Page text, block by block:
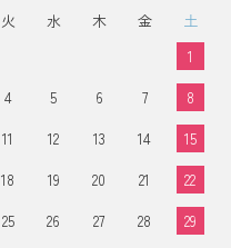
火 水 木 金
土
1
4 5 6 7
8
11 12 13 14
15
18 19 20 21
22
25 26 27 28
29